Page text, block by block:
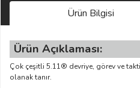
Ürün Bilgisi
Ürün Açıklaması:
Çok çeşitli 5.11® devriye, görev ve
olanak tanır.